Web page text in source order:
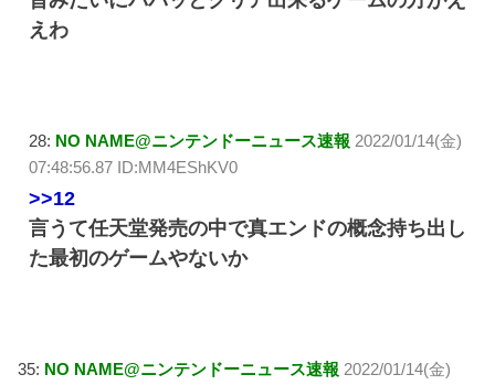
えわ
28: NO NAME@ニンテンドーニュース速報 2022/01/14(金)
07:48:56.87 ID:MM4EShKV0
>>12
言うて任天堂発売の中で真エンドの概念持ち出し
た最初のゲームやないか
35: NO NAME@ニンテンドーニュース速報 2022/01/14(金)